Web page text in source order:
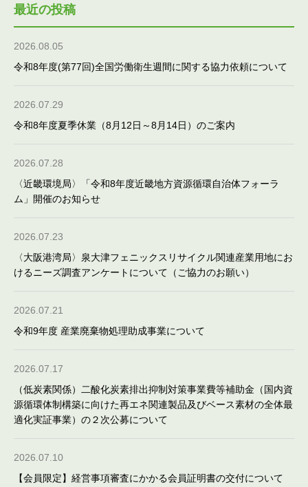
最近の投稿
2026.08.05
令和8年度(第77回)全国労働衛生週間に関する協力依頼について
2026.07.29
令和8年度夏季休業（8月12日～8月14日）のご案内
2026.07.28
〈近畿環境局〉「令和8年度近畿地方資源循環自治体フォーラ
ム」開催のお知らせ
2026.07.23
〈大阪港湾局〉泉大津フェニックスリサイクル関連産業用地にお
けるニーズ調査アンケートについて（ご協力のお願い）
2026.07.21
令和9年度 産業廃棄物処理助成事業について
2026.07.17
（低炭素関係）二酸化炭素排出抑制対策事業費等補助金（国内資
源循環体制構築に向けた再エネ関連製品及びベース素材の全体最
適化実証事業）の２次公募について
2026.07.10
【会員限定】経営事項審査にかかる会員証明書の交付について